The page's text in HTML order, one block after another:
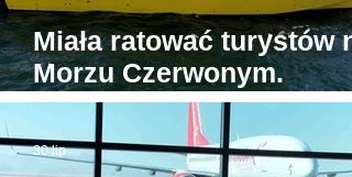
Miała ratować turystów
Morzu Czerwonym.
Tymczasem jedyna
egipska karetka wodna...
stoi w porcie
30 lip